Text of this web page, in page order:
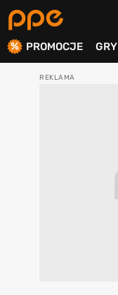
PROMOCJE GRY